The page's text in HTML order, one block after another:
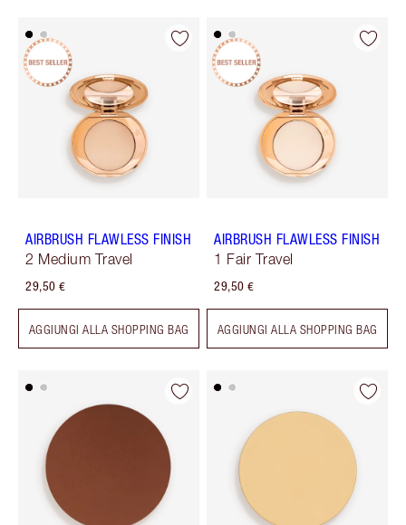
AIRBRUSH FLAWLESS FINISH
2 Medium Travel
29,50 €
AGGIUNGI ALLA SHOPPING BAG
AIRBRUSH FLAWLESS FINISH
1 Fair Travel
29,50 €
AGGIUNGI ALLA SHOPPING BAG